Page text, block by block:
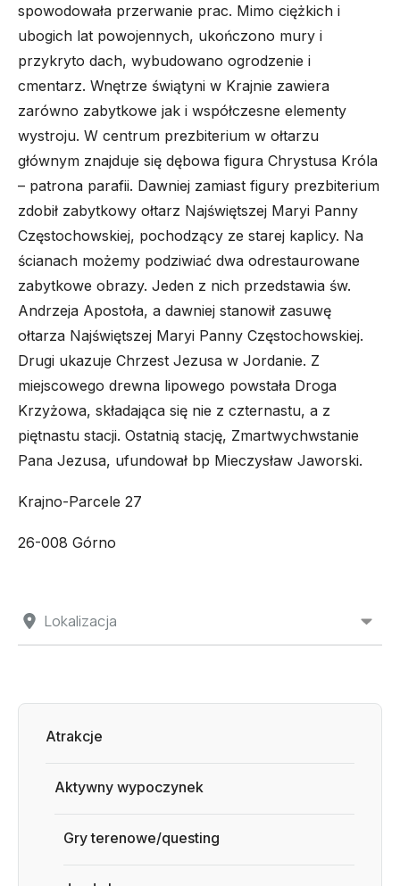
Lokalizacja
spowodowała przerwanie prac. Mimo ciężkich i
ubogich lat powojennych, ukończono mury i
przykryto dach, wybudowano ogrodzenie i
cmentarz. Wnętrze świątyni w Krajnie zawiera
zarówno zabytkowe jak i współczesne elementy
wystroju. W centrum prezbiterium w ołtarzu
głównym znajduje się dębowa figura Chrystusa Króla
– patrona parafii. Dawniej zamiast figury prezbiterium
zdobił zabytkowy ołtarz Najświętszej Maryi Panny
Częstochowskiej, pochodzący ze starej kaplicy. Na
ścianach możemy podziwiać dwa odrestaurowane
zabytkowe obrazy. Jeden z nich przedstawia św.
Andrzeja Apostoła, a dawniej stanowił zasuwę
ołtarza Najświętszej Maryi Panny Częstochowskiej.
Drugi ukazuje Chrzest Jezusa w Jordanie. Z
miejscowego drewna lipowego powstała Droga
Krzyżowa, składająca się nie z czternastu, a z
piętnastu stacji. Ostatnią stację, Zmartwychwstanie
Pana Jezusa, ufundował bp Mieczysław Jaworski.
Krajno-Parcele 27
26-008 Górno
Atrakcje
Aktywny wypoczynek
Gry terenowe/questing